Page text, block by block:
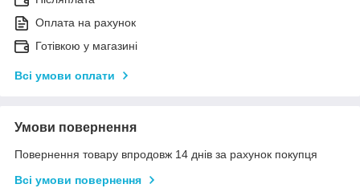
Оплата на рахунок
Готівкою у магазині
Всі умови оплати
Умови повернення
Повернення товару впродовж 14 днів за рахунок покупця
Всі умови повернення